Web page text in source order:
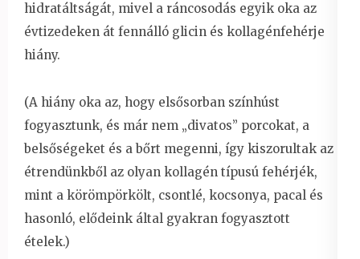
hidratáltságát, mivel a ráncosodás egyik oka az
évtizedeken át fennálló glicin és kollagénfehérje
hiány.
(A hiány oka az, hogy elsősorban színhúst
fogyasztunk, és már nem „divatos” porcokat, a
belsőségeket és a bőrt megenni, így kiszorultak az
étrendünkből az olyan kollagén típusú fehérjék,
mint a körömpörkölt, csontlé, kocsonya, pacal és
hasonló, elődeink által gyakran fogyasztott
ételek.)